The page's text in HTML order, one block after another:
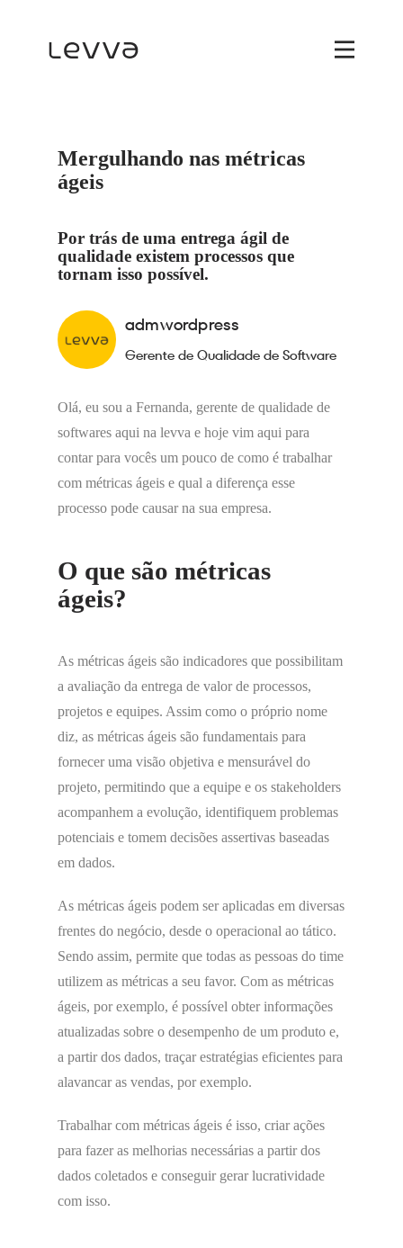
Mergulhando nas métricas
ágeis
Por trás de uma entrega ágil de
qualidade existem processos que
tornam isso possível.
admwordpress
Gerente de Qualidade de Software
Olá, eu sou a Fernanda, gerente de qualidade de
softwares aqui na levva e hoje vim aqui para
contar para vocês um pouco de como é trabalhar
com métricas ágeis e qual a diferença esse
processo pode causar na sua empresa.
O que são métricas
ágeis?
As métricas ágeis são indicadores que possibilitam
a avaliação da entrega de valor de processos,
projetos e equipes. Assim como o próprio nome
diz, as métricas ágeis são fundamentais para
fornecer uma visão objetiva e mensurável do
projeto, permitindo que a equipe e os stakeholders
acompanhem a evolução, identifiquem problemas
potenciais e tomem decisões assertivas baseadas
em dados.
As métricas ágeis podem ser aplicadas em diversas
frentes do negócio, desde o operacional ao tático.
Sendo assim, permite que todas as pessoas do time
utilizem as métricas a seu favor. Com as métricas
ágeis, por exemplo, é possível obter informações
atualizadas sobre o desempenho de um produto e,
a partir dos dados, traçar estratégias eficientes para
alavancar as vendas, por exemplo.
Trabalhar com métricas ágeis é isso, criar ações
para fazer as melhorias necessárias a partir dos
dados coletados e conseguir gerar lucratividade
com isso.